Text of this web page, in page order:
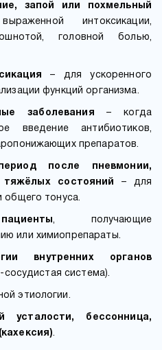
запой или похмельный
интоксикации,
головной болью,
– для ускоренного
функций организма.
заболевания – когда
введение антибиотиков,
препаратов.
после пневмонии,
состояний
– для
общего тонуса.
, получающие
или химиопрепараты.
внутренних органов
сосудистая система).
этиологии.
усталости, бессонница,
.